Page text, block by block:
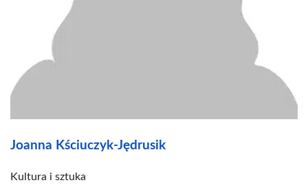
Joanna Kściuczyk-Jędrusik
Kultura i sztuka